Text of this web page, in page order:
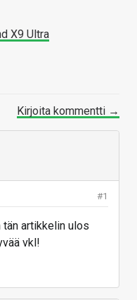
X9 Ultra
Kirjoita kommentti →
#1
tän artikkelin ulos
vkl!